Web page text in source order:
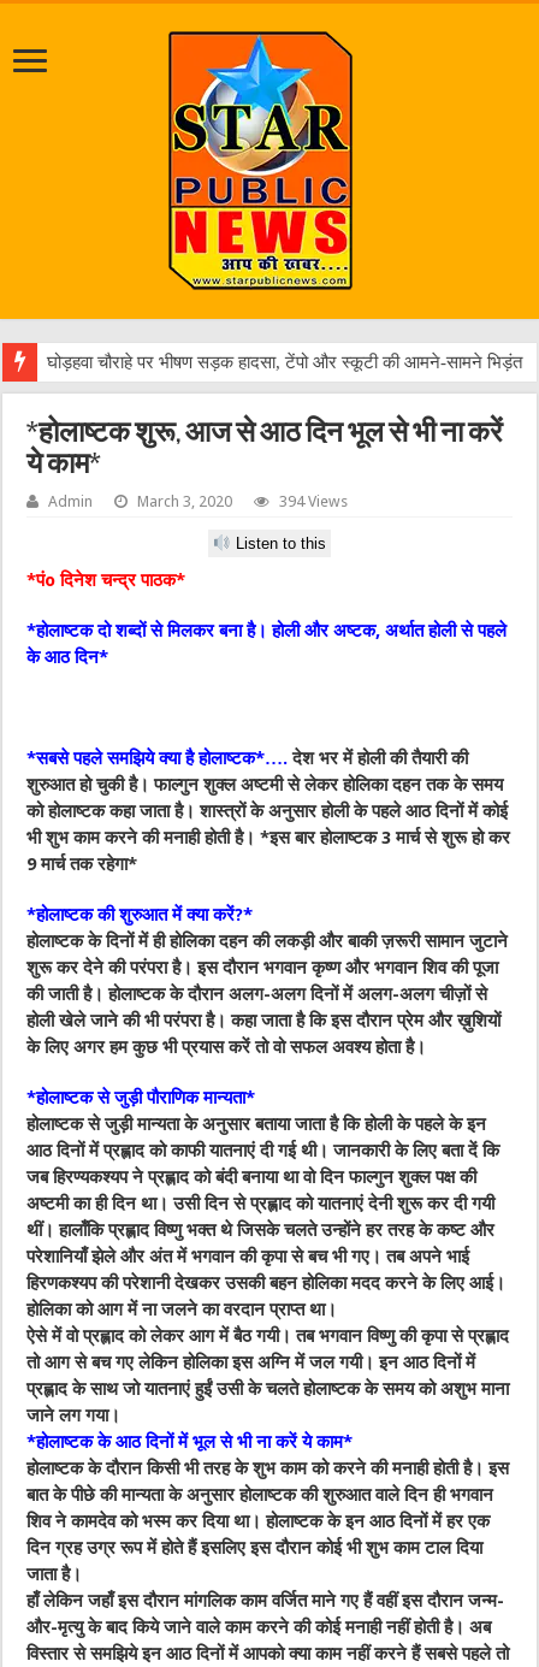
विकसित भारत के
*होलाष्टक शुरू, आज से आठ दिन भूल से भी ना करें
ये काम*
Admin March 3, 2020 394 Views
Listen to this
*पंo दिनेश चन्द्र पाठक*
*होलाष्टक दो शब्दों से मिलकर बना है। होली और अष्टक, अर्थात होली से पहले
के आठ दिन*
*सबसे पहले समझिये क्या है होलाष्टक*…. देश भर में होली की तैयारी की
शुरुआत हो चुकी है। फाल्गुन शुक्ल अष्टमी से लेकर होलिका दहन तक के समय
को होलाष्टक कहा जाता है। शास्त्रों के अनुसार होली के पहले आठ दिनों में कोई
भी शुभ काम करने की मनाही होती है। *इस बार होलाष्टक 3 मार्च से शुरू हो कर
9 मार्च तक रहेगा*
*होलाष्टक की शुरुआत में क्या करें?*
होलाष्टक के दिनों में ही होलिका दहन की लकड़ी और बाकी ज़रूरी सामान जुटाने
शुरू कर देने की परंपरा है। इस दौरान भगवान कृष्ण और भगवान शिव की पूजा
की जाती है। होलाष्टक के दौरान अलग-अलग दिनों में अलग-अलग चीज़ों से
होली खेले जाने की भी परंपरा है। कहा जाता है कि इस दौरान प्रेम और ख़ुशियों
के लिए अगर हम कुछ भी प्रयास करें तो वो सफल अवश्य होता है।
*होलाष्टक से जुड़ी पौराणिक मान्यता*
होलाष्टक से जुड़ी मान्यता के अनुसार बताया जाता है कि होली के पहले के इन
आठ दिनों में प्रह्लाद को काफी यातनाएं दी गई थी। जानकारी के लिए बता दें कि
जब हिरण्यकश्यप ने प्रह्लाद को बंदी बनाया था वो दिन फाल्गुन शुक्ल पक्ष की
अष्टमी का ही दिन था। उसी दिन से प्रह्लाद को यातनाएं देनी शुरू कर दी गयी
थीं। हालाँकि प्रह्लाद विष्णु भक्त थे जिसके चलते उन्होंने हर तरह के कष्ट और
परेशानियाँ झेले और अंत में भगवान की कृपा से बच भी गए। तब अपने भाई
हिरणकश्यप की परेशानी देखकर उसकी बहन होलिका मदद करने के लिए आई।
होलिका को आग में ना जलने का वरदान प्राप्त था।
ऐसे में वो प्रह्लाद को लेकर आग में बैठ गयी। तब भगवान विष्णु की कृपा से प्रह्लाद
तो आग से बच गए लेकिन होलिका इस अग्नि में जल गयी। इन आठ दिनों में
प्रह्लाद के साथ जो यातनाएं हुईं उसी के चलते होलाष्टक के समय को अशुभ माना
जाने लग गया।
*होलाष्टक के आठ दिनों में भूल से भी ना करें ये काम*
होलाष्टक के दौरान किसी भी तरह के शुभ काम को करने की मनाही होती है। इस
बात के पीछे की मान्यता के अनुसार होलाष्टक की शुरुआत वाले दिन ही भगवान
शिव ने कामदेव को भस्म कर दिया था। होलाष्टक के इन आठ दिनों में हर एक
दिन ग्रह उग्र रूप में होते हैं इसलिए इस दौरान कोई भी शुभ काम टाल दिया
जाता है।
हाँ लेकिन जहाँ इस दौरान मांगलिक काम वर्जित माने गए हैं वहीं इस दौरान जन्म-
और-मृत्यु के बाद किये जाने वाले काम करने की कोई मनाही नहीं होती है। अब
विस्तार से समझिये इन आठ दिनों में आपको क्या काम नहीं करने हैं सबसे पहले तो